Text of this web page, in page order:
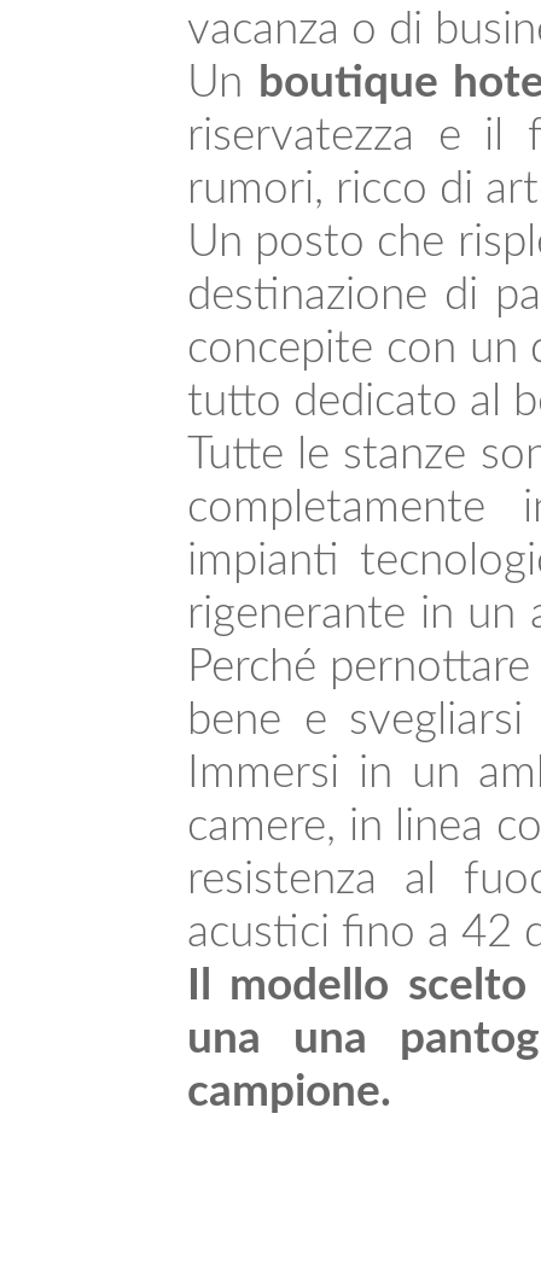
vacanza o di
Un boutique
riservatezza e il
rumori, ricco di
Un posto che
destinazione di
concepite con un
tutto dedicato al
Tutte le stanze
completamente
impianti
rigenerante in un
Perché
bene e
Immersi in un
camere, in linea
resistenza al
acustici fino a 42
Il modello
una una
campione.